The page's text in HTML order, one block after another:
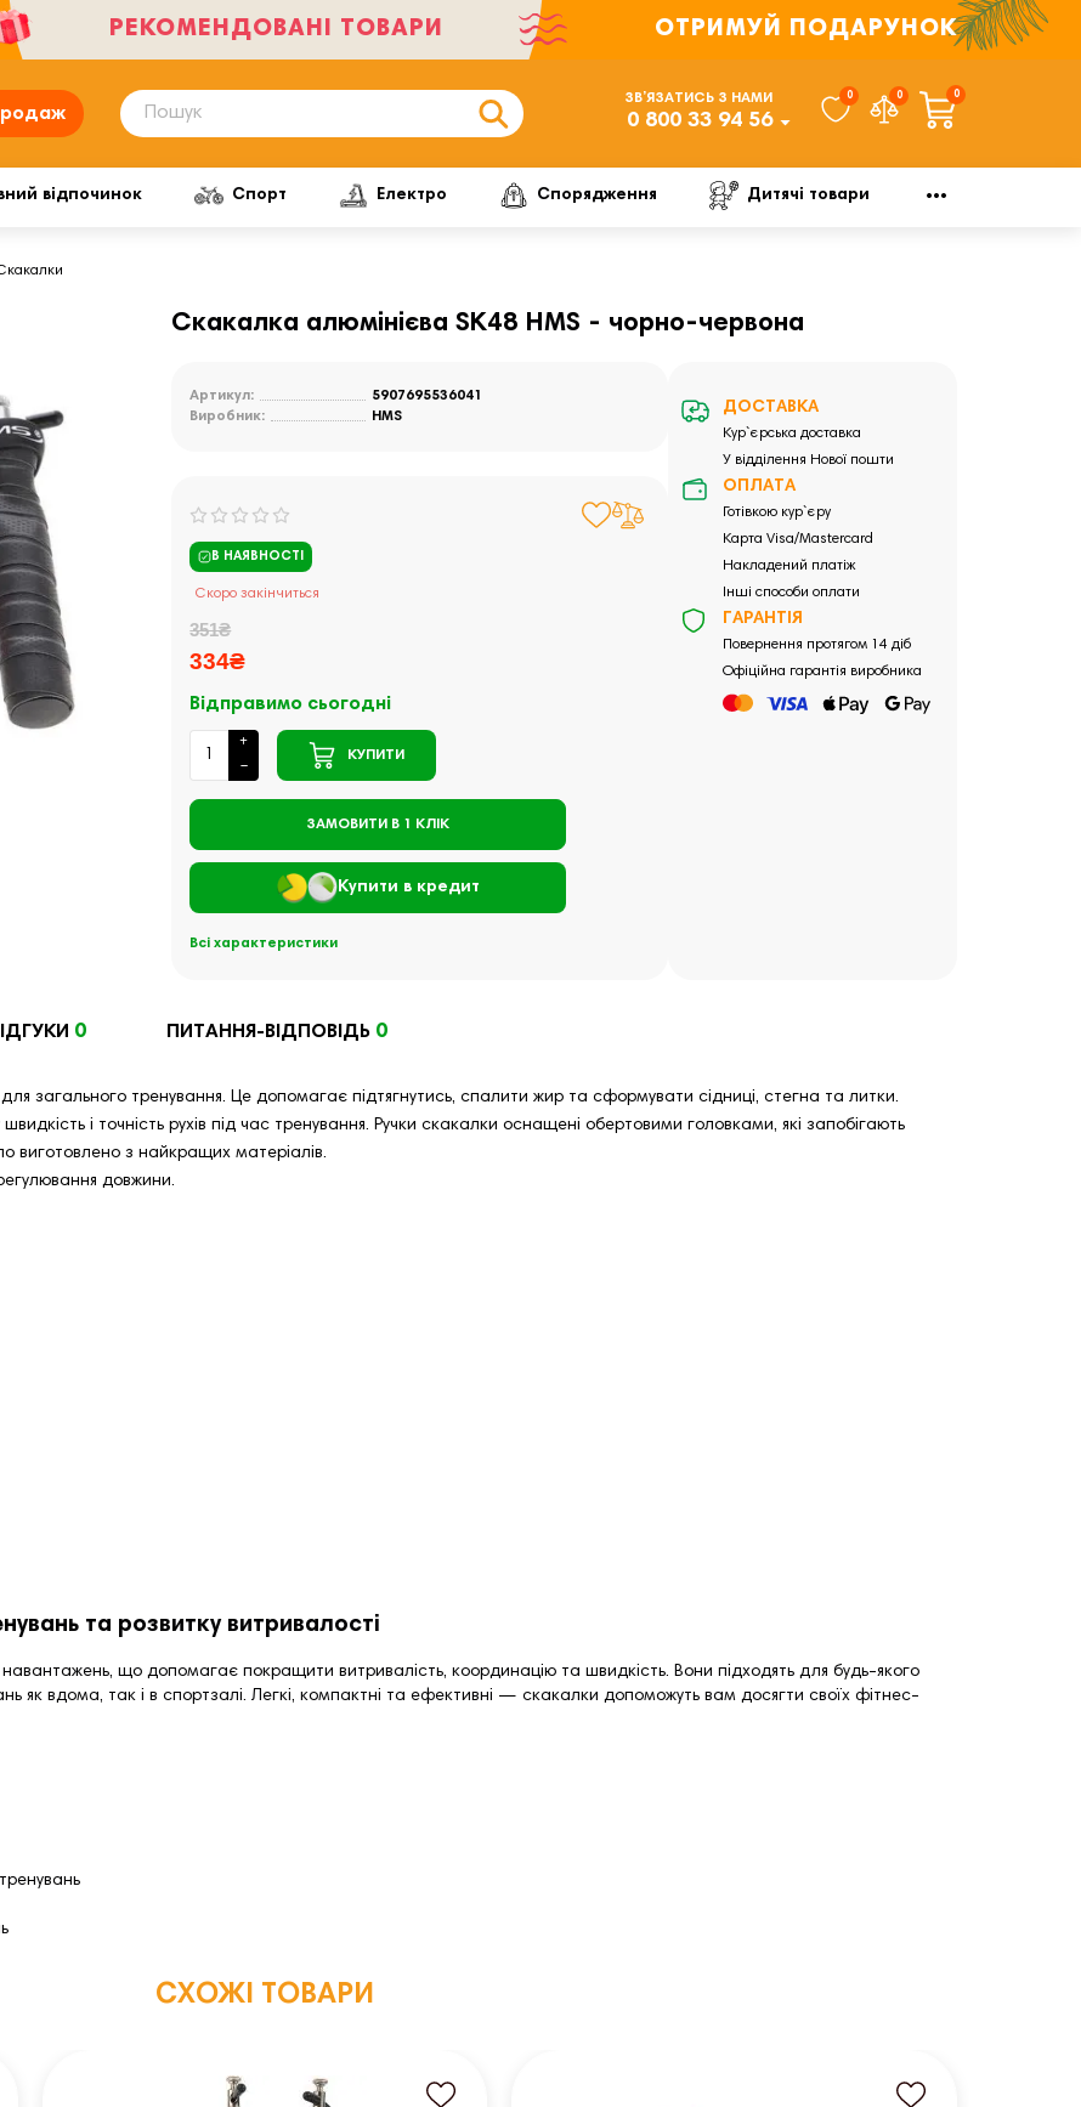
РЕКОМЕНДОВАНІ ТОВАРИ ОТРИМУЙ ПОДАРУНОК
ЗВ’ЯЗАТИСЬ З НАМИ
0 800 33 94 56
0 0 0
відпочинок Спорт Електро Спорядження Дитячі товари
Скакалка алюмінієва SK48 HMS - чорно-червона
Артикул:
5907695536041
Виробник:
HMS
В НАЯВНОСТІ
Скоро закінчиться
351₴
334₴
Відправимо сьогодні
КУПИТИ
ЗАМОВИТИ В 1 КЛІК
Купити в кредит
Всі характеристики
ДОСТАВКА
Кур`єрська доставка
У відділення Нової пошти
ОПЛАТА
Готівкою кур`єру
Карта Visa/Mastercard
Накладений платіж
Інші способи оплати
ГАРАНТІЯ
Повернення протягом 14 діб
Офіційна гарантія виробника
0 ПИТАННЯ-ВІДПОВІДЬ 0
загального тренування. Це допомагає підтягнутись, спалити жир та сформувати сідниці, стегна та литки.
і точність рухів під час тренування. Ручки скакалки оснащені обертовими головками, які запобігають
виготовлено з найкращих матеріалів.
довжини.
та розвитку витривалості
що допомагає покращити витривалість, координацію та швидкість. Вони підходять для будь-якого
як вдома, так і в спортзалі. Легкі, компактні та ефективні — скакалки допоможуть вам досягти своїх фітнес-
СХОЖІ ТОВАРИ